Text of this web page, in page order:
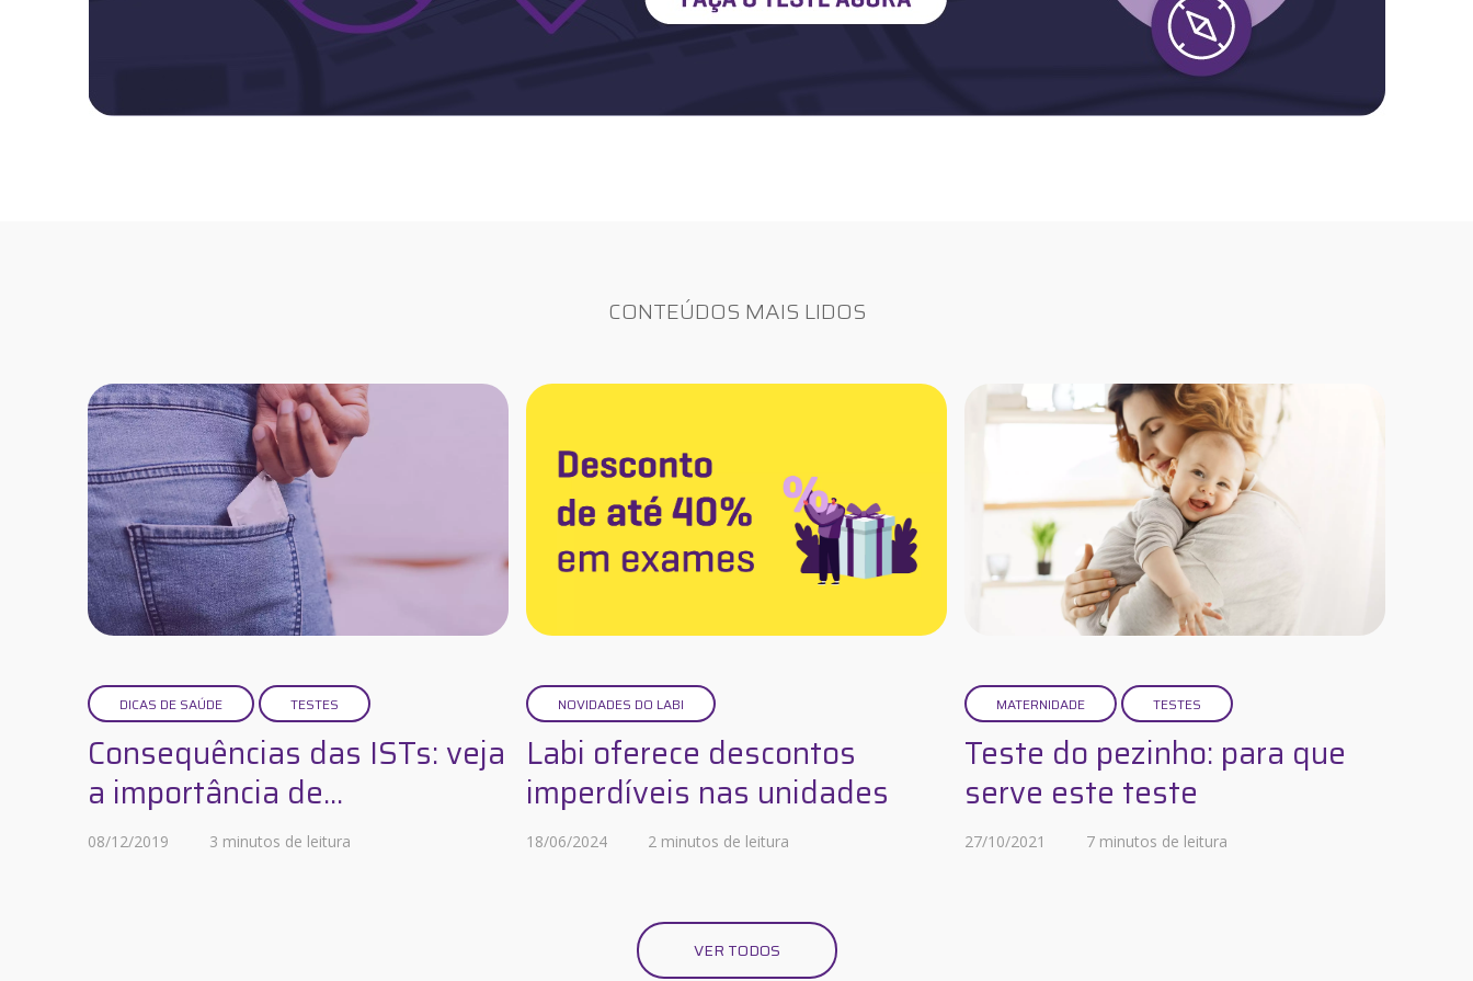
CONTEÚDOS MAIS LIDOS
DICAS DE SAÚDE TESTES
Consequências das ISTs: veja
a importância de...
08/12/2019 3 minutos de leitura
NOVIDADES DO LABI
Labi oferece descontos
imperdíveis nas unidades
18/06/2024 2 minutos de leitura
MATERNIDADE TESTES
Teste do pezinho: para que
serve este teste
27/10/2021 7 minutos de leitura
VER TODOS